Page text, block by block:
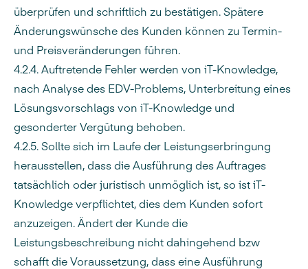
überprüfen und schriftlich zu bestätigen. Spätere
Änderungswünsche des Kunden können zu Termin-
und Preisveränderungen führen.
4.2.4. Auftretende Fehler werden von iT-Knowledge,
nach Analyse des EDV-Problems, Unterbreitung eines
Lösungsvorschlags von iT-Knowledge und
gesonderter Vergütung behoben.
4.2.5. Sollte sich im Laufe der Leistungserbringung
herausstellen, dass die Ausführung des Auftrages
tatsächlich oder juristisch unmöglich ist, so ist iT-
Knowledge verpflichtet, dies dem Kunden sofort
anzuzeigen. Ändert der Kunde die
Leistungsbeschreibung nicht dahingehend bzw
schafft die Voraussetzung, dass eine Ausführung